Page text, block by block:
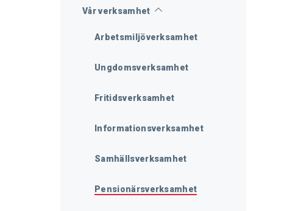
Vår verksamhet
Arbetsmiljöverksamhet
Ungdomsverksamhet
Fritidsverksamhet
Informationsverksamhet
Samhällsverksamhet
Pensionärsverksamhet